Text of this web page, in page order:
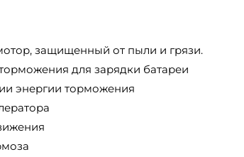
защищенный от пыли и грязи.
для зарядки батареи
энергии торможения